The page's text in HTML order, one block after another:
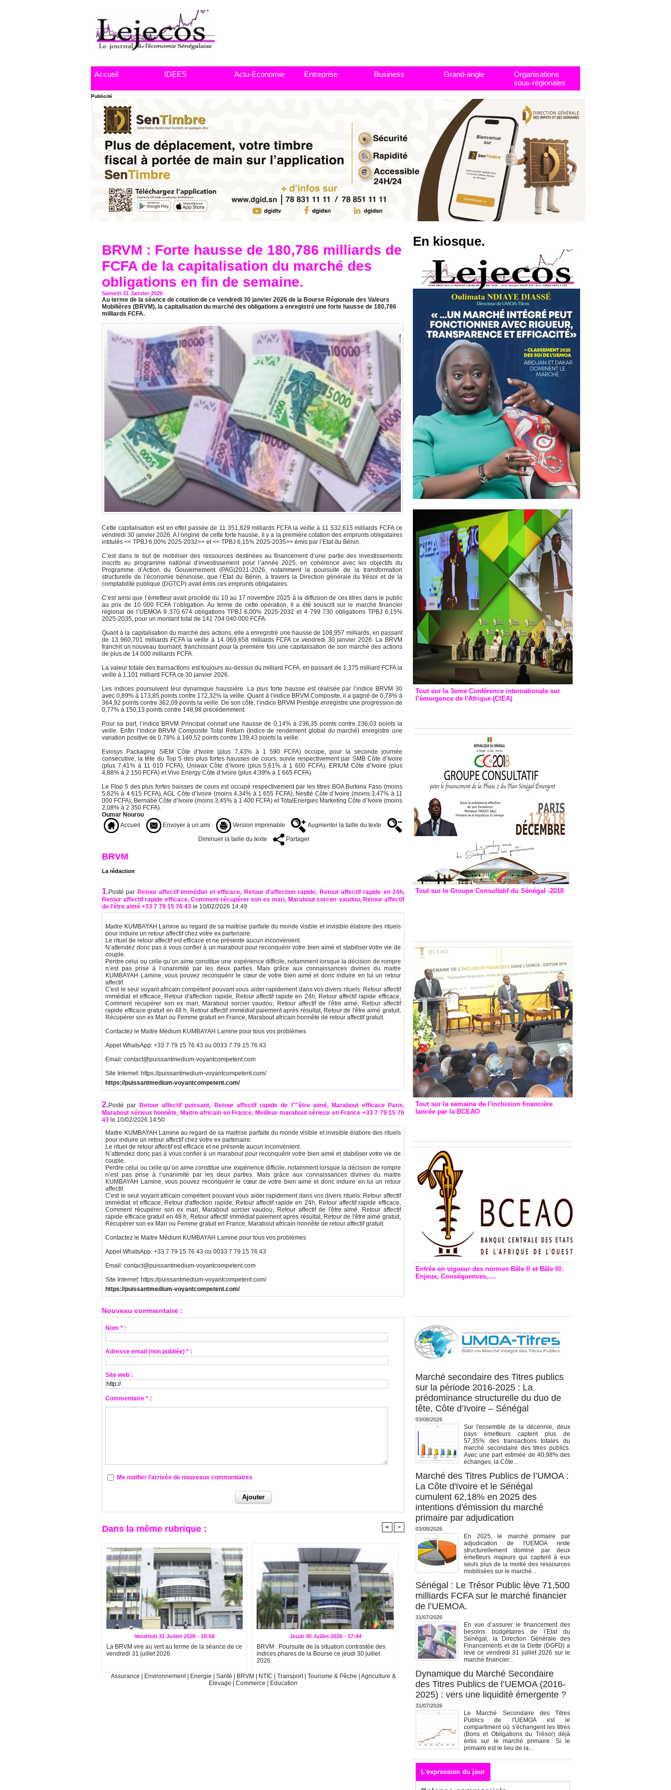
Accueil IDEES Actu-Economie Entreprise Business Grand-angle
Organisations
sous-régionales
Publicité
BRVM : Forte hausse de 180,786 milliards de
FCFA de la capitalisation du marché des
obligations en fin de semaine.
Samedi 31 Janvier 2026
Au terme de la séance de cotation de ce vendredi 30 janvier 2026 de la Bourse Régionale des Valeurs
Mobilières (BRVM), la capitalisation du marché des obligations a enregistré une forte hausse de 180,786
milliards FCFA.
Cette capitalisation est en effet passée de 11 351,829 milliards FCFA la veille à 11 532,615 milliards FCFA ce
vendredi 30 janvier 2026. A l’origine de cette forte hausse, il y a la première cotation des emprunts obligataires
intitulés << TPBJ 6,00% 2025-2032>> et << TPBJ 6,15% 2025-2035>> émis par l’Etat du Bénin.
C’est dans le but de mobiliser des ressources destinées au financement d’une partie des investissements
inscrits au programme national d’investissement pour l’année 2025, en cohérence avec les objectifs du
Programme d’Action du Gouvernement (PAG)2021-2026, notamment la poursuite de la transformation
structurelle de l’économie béninoise, que l’Etat du Bénin, à travers la Direction générale du trésor et de la
comptabilité publique (DGTCP) avait émis ces emprunts obligataires.
C’est ainsi que l’émetteur avait procédé du 10 au 17 novembre 2025 à la diffusion de ces titres dans le public
au prix de 10 000 FCFA l’obligation. Au terme de cette opération, il a été souscrit sur le marché financier
régional de l’UEMOA 9 370 674 obligations TPBJ 6,00% 2025-2032 et 4 799 730 obligations TPBJ 6,15%
2025-2035, pour un montant total de 141 704 040 000 FCFA.
Quant à la capitalisation du marché des actions, elle a enregistré une hausse de 108,957 milliards, en passant
de 13 960,701 milliards FCFA la veille à 14 069,658 milliards FCFA ce vendredi 30 janvier 2026. La BRVM
franchit un nouveau tournant, franchissant pour la première fois une capitalisation de son marché des actions
de plus de 14 000 milliards FCFA.
La valeur totale des transactions est toujours au-dessus du milliard FCFA, en passant de 1,375 milliard FCFA la
veille à 1,101 milliard FCFA ce 30 janvier 2026.
Les indices poursuivent leur dynamique haussière. La plus forte hausse est réalisée par l’indice BRVM 30
avec 0,89% à 173,85 points contre 172,32% la veille. Quant à l’indice BRVM Composite, il a gagné de 0,78% à
364,92 points contre 362,09 points la veille. De son côté, l’indice BRVM Prestige enregistre une progression de
0,77% à 150,13 points contre 148,98 précédemment.
Pour sa part, l’indice BRVM Principal connait une hausse de 0,14% à 236,35 points contre 236,03 points la
veille. Enfin l’indice BRVM Composite Total Return (Indice de rendement global du marché) enregistre une
variation positive de 0,78% à 140,52 points contre 139,43 points la veille.
Eviosys Packaging SIEM Côte d’Ivoire (plus 7,43% à 1 590 FCFA) occupe, pour la seconde journée
consécutive, la tête du Top 5 des plus fortes hausses de cours, suivie respectivement par SMB Côte d’Ivoire
(plus 7,41% à 11 010 FCFA), Uniwax Côte d’Ivoire (plus 5,61% à 1 600 FCFA), ERIUM Côte d’Ivoire (plus
4,88% à 2 150 FCFA) et Vivo Energy Côte d’Ivoire (plus 4,39% à 1 665 FCFA).
Le Flop 5 des plus fortes baisses de cours est occupé respectivement par les titres BOA Burkina Faso (moins
5,82% à 4 615 FCFA), AGL Côte d’Ivoire (moins 4,34% à 1 655 FCFA), Nestlé Côte d’Ivoire (moins 3,47% à 11
000 FCFA), Bernabé Côte d’Ivoire (moins 3,45% à 1 400 FCFA) et TotalEnergies Marketing Côte d’Ivoire (moins
2,08% à 2 350 FCFA).
Oumar Nourou
Accueil
Envoyer à un ami Version imprimable
Augmenter la taille du texte
Diminuer la taille du texte
Partager
BRVM
La rédaction
1.Posté par Retour affectif immédiat et efficace, Retour d'affection rapide, Retour affectif rapide en 24h,
Retour affectif rapide efficace, Comment récupérer son ex mari, Marabout sorcier vaudou, Retour affectif
de l'être aimé +33 7 79 15 76 43 le 10/02/2026 14:49
Maitre KUMBAYAH Lamine au regard de sa maitrise parfaite du monde visible et invisible élabore des rituels
pour induire un retour affectif chez votre ex partenaire.
Le rituel de retour affectif est efficace et ne présente aucun inconvénient.
N’attendez donc pas à vous confier à un marabout pour reconquérir votre bien aimé et stabiliser votre vie de
couple.
Perdre celui ou celle qu’on aime constitue une expérience difficile, notamment lorsque la décision de rompre
n’est pas prise à l’unanimité par les deux parties. Mais grâce aux connaissances divines du maitre
KUMBAYAH Lamine, vous pouvez reconquérir le cœur de votre bien aimé et donc induire en lui un retour
affectif.
C'est le seul voyant africain compétent pouvant vous aider rapidement dans vos divers rituels: Retour affectif
immédiat et efficace, Retour d'affection rapide, Retour affectif rapide en 24h, Retour affectif rapide efficace,
Comment récupérer son ex mari, Marabout sorcier vaudou, Retour affectif de l'être aimé, Retour affectif
rapide efficace gratuit en 48 h, Retour affectif immédiat paiement après résultat, Retour de l'être aimé gratuit,
Récupérer son ex Mari ou Femme gratuit en France, Marabout africain honnête de retour affectif gratuit.
Contactez le Maitre Médium KUMBAYAH Lamine pour tous vos problèmes
Appel WhatsApp: +33 7 79 15 76 43 ou 0033 7 79 15 76 43
Email: contact@puissantmedium-voyantcompetent.com
Site Internet: https://puissantmedium-voyantcompetent.com/
https://puissantmedium-voyantcompetent.com/
2.Posté par
Retour affectif puissant, Retour affectif rapide de l''''être aimé, Marabout efficace Paris,
Marabout sérieux honnête, Maitre africain en France, Meilleur marabout sérieux en France +33 7 79 15 76
43 le 10/02/2026 14:50
Maitre KUMBAYAH Lamine au regard de sa maitrise parfaite du monde visible et invisible élabore des rituels
pour induire un retour affectif chez votre ex partenaire.
Le rituel de retour affectif est efficace et ne présente aucun inconvénient.
N’attendez donc pas à vous confier à un marabout pour reconquérir votre bien aimé et stabiliser votre vie de
couple.
Perdre celui ou celle qu’on aime constitue une expérience difficile, notamment lorsque la décision de rompre
n’est pas prise à l’unanimité par les deux parties. Mais grâce aux connaissances divines du maitre
KUMBAYAH Lamine, vous pouvez reconquérir le cœur de votre bien aimé et donc induire en lui un retour
affectif.
C'est le seul voyant africain compétent pouvant vous aider rapidement dans vos divers rituels: Retour affectif
immédiat et efficace, Retour d'affection rapide, Retour affectif rapide en 24h, Retour affectif rapide efficace,
Comment récupérer son ex mari, Marabout sorcier vaudou, Retour affectif de l'être aimé, Retour affectif
rapide efficace gratuit en 48 h, Retour affectif immédiat paiement après résultat, Retour de l'être aimé gratuit,
Récupérer son ex Mari ou Femme gratuit en France, Marabout africain honnête de retour affectif gratuit.
Contactez le Maitre Médium KUMBAYAH Lamine pour tous vos problèmes
Appel WhatsApp: +33 7 79 15 76 43 ou 0033 7 79 15 76 43
Email: contact@puissantmedium-voyantcompetent.com
Site Internet: https://puissantmedium-voyantcompetent.com/
https://puissantmedium-voyantcompetent.com/
Nouveau commentaire :
Nom * :
Adresse email (non publiée) * :
Site web :
Commentaire * :
Me notifier l'arrivée de nouveaux commentaires
Dans la même rubrique : < >
Vendredi 31 Juillet 2026 - 18:56
La BRVM vire au vert au terme de la séance de ce
vendredi 31 juillet 2026.
Jeudi 30 Juillet 2026 - 17:44
BRVM : Poursuite de la situation contrastée des
indices phares de la Bourse ce jeudi 30 juillet
2026.
Assurance Environnement Energie Santé BRVM NTIC Transport Tourisme & Pêche
Agriculture &
Elevage
Commerce Education
En kiosque.
Tout sur la 3eme Conférence internationale sur
l’émergence de l'Afrique (CIEA)
Tout sur le Groupe Consultatif du Sénégal -2018
Tout sur la semaine de l'inclusion financière
lancée par la BCEAO
Entrée en vigueur des normes Bâle II et Bâle III:
Enjeux, Conséquences,....
Marché secondaire des Titres publics
sur la période 2016-2025 : La
prédominance structurelle du duo de
tête, Côte d’Ivoire – Sénégal
03/08/2026
Sur l'ensemble de la décennie, deux
pays émetteurs captent plus de
57,35% des transactions totales du
marché secondaire des titres publics.
Avec une part estimée de 40,98% des
échanges, la Côte...
Marché des Titres Publics de l’UMOA :
La Côte d'Ivoire et le Sénégal
cumulent 62,18% en 2025 des
intentions d'émission du marché
primaire par adjudication
03/08/2026
En 2025, le marché primaire par
adjudication de l'UEMOA reste
structurellement dominé par deux
émetteurs majeurs qui captent à eux
seuls plus de la moitié des ressources
mobilisées sur le marché...
Sénégal : Le Trésor Public lève 71,500
milliards FCFA sur le marché financier
de l’UEMOA.
31/07/2026
En vue d’assurer le financement des
besoins budgétaires de l’Etat du
Sénégal, la Direction Générale des
Financements et de la Dette (DGFD) a
levé ce vendredi 31 juillet 2026 sur le
marché financier...
Dynamique du Marché Secondaire
des Titres Publics de l’UEMOA (2016-
2025) : vers une liquidité émergente ?
31/07/2026
Le Marché Secondaire des Titres
Publics de l'UEMOA est le
compartiment où s'échangent les titres
(Bons et Obligations du Trésor) déjà
émis sur le marché primaire. Si le
primaire est le lieu de la...
L'expression du jour